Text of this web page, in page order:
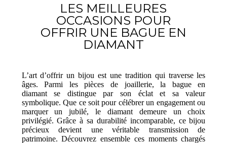
LES MEILLEURES
OCCASIONS POUR
OFFRIR UNE BAGUE EN
DIAMANT
L’art d’offrir un bijou est une tradition qui traverse les
âges. Parmi les pièces de joaillerie, la bague en
diamant se distingue par son éclat et sa valeur
symbolique. Que ce soit pour célébrer un engagement ou
marquer un jubilé, le diamant demeure un choix
privilégié. Grâce à sa durabilité incomparable, ce bijou
précieux devient une véritable transmission de
patrimoine. Découvrez ensemble ces moments chargés